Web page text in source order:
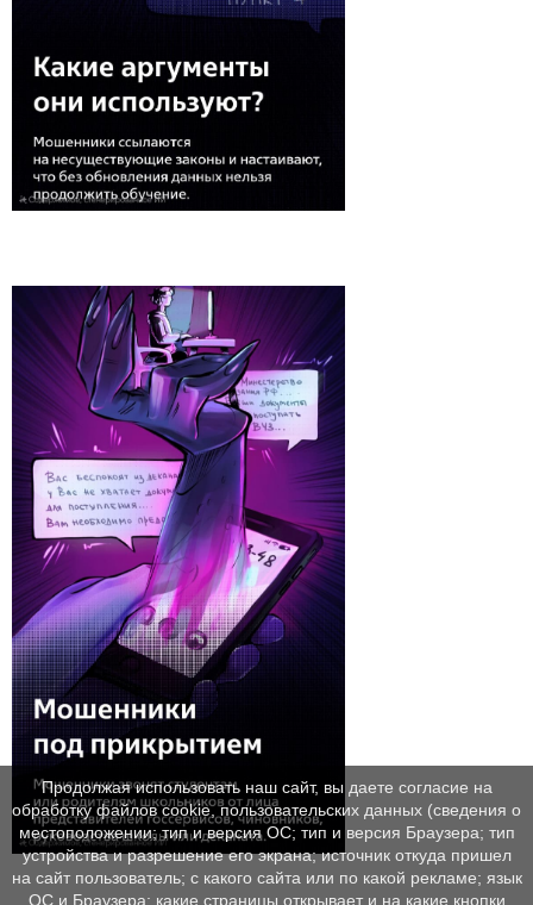
Продолжая использовать наш сайт, вы даете согласие на
обработку файлов cookie, пользовательских данных (сведения о
местоположении; тип и версия ОС; тип и версия Браузера; тип
устройства и разрешение его экрана; источник откуда пришел
на сайт пользователь; с какого сайта или по какой рекламе; язык
ОС и Браузера; какие страницы открывает и на какие кнопки